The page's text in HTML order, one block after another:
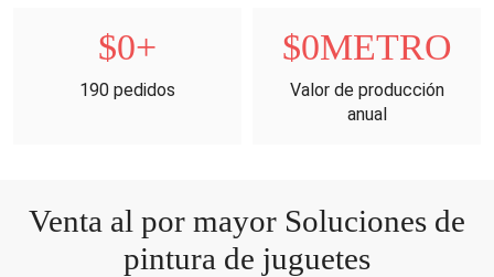
0
$ +
190 pedidos
0
$ METRO
Valor de producción
anual
Venta al por mayor Soluciones de
pintura de juguetes